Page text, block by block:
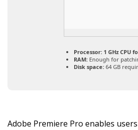
Processor: 1 GHz CPU
RAM: Enough for
Disk space: 64 GB
Adobe Premiere Pro enables